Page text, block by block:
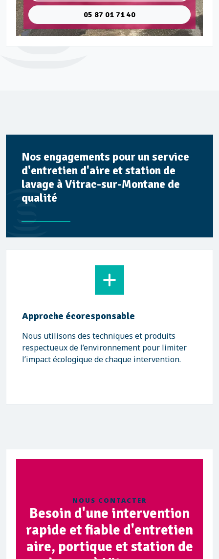
05 87 01 71 40
Nos engagements pour un service
d'entretien d'aire et station de
lavage à Vitrac-sur-Montane de
qualité
Approche écoresponsable
Nous utilisons des techniques et produits
respectueux de l’environnement pour limiter
l’impact écologique de chaque intervention.
NOUS CONTACTER
Besoin d'une intervention
rapide et fiable d'entretien
aire, portique et station de